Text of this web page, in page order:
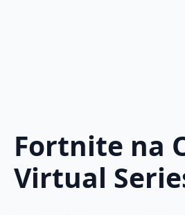
Fortnite na
Virtual